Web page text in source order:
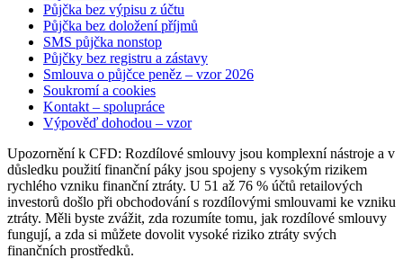
Půjčka bez výpisu z účtu
Půjčka bez doložení příjmů
SMS půjčka nonstop
Půjčky bez registru a zástavy
Smlouva o půjčce peněz – vzor 2026
Soukromí a cookies
Kontakt – spolupráce
Výpověď dohodou – vzor
Upozornění k CFD: Rozdílové smlouvy jsou komplexní nástroje a v
důsledku použití finanční páky jsou spojeny s vysokým rizikem
rychlého vzniku finanční ztráty. U 51 až 76 % účtů retailových
investorů došlo při obchodování s rozdílovými smlouvami ke vzniku
ztráty. Měli byste zvážit, zda rozumíte tomu, jak rozdílové smlouvy
fungují, a zda si můžete dovolit vysoké riziko ztráty svých
finančních prostředků.